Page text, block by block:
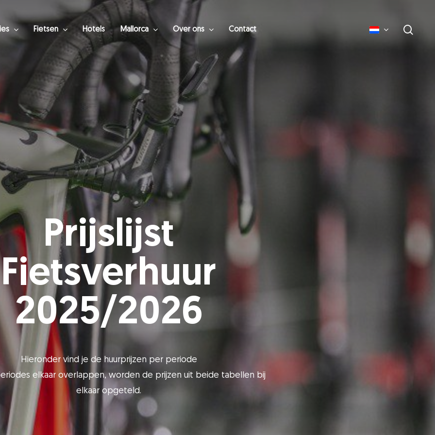
Fietsen Hotels Mallorca Over ons Contact
Prijslijst
Fietsverhuur
2025/2026
Hieronder vind je de huurprijzen per periode
elkaar overlappen, worden de prijzen uit beide tabellen bij
elkaar opgeteld.